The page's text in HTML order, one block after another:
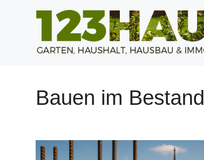
Bauen im Bestand